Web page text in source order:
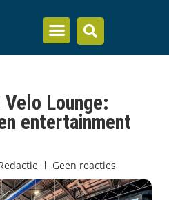
Lounge:
entertainment
Geen reacties